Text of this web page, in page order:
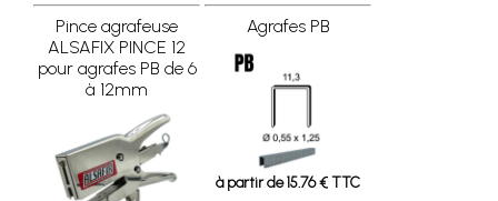
Pince agrafeuse
ALSAFIX PINCE 12
pour agrafes PB de 6
à 12mm
Agrafes PB
à partir de 15.76 € TTC